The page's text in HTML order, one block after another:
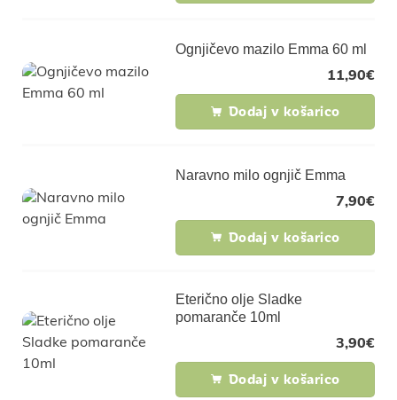
Ognjičevo mazilo Emma 60 ml
11,90€
Dodaj v košarico
Naravno milo ognjič Emma
7,90€
Dodaj v košarico
Eterično olje Sladke
pomaranče 10ml
3,90€
Dodaj v košarico